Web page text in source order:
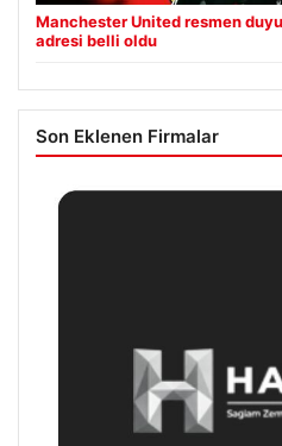
Manchester United resmen
adresi belli oldu
Son Eklenen Firmalar